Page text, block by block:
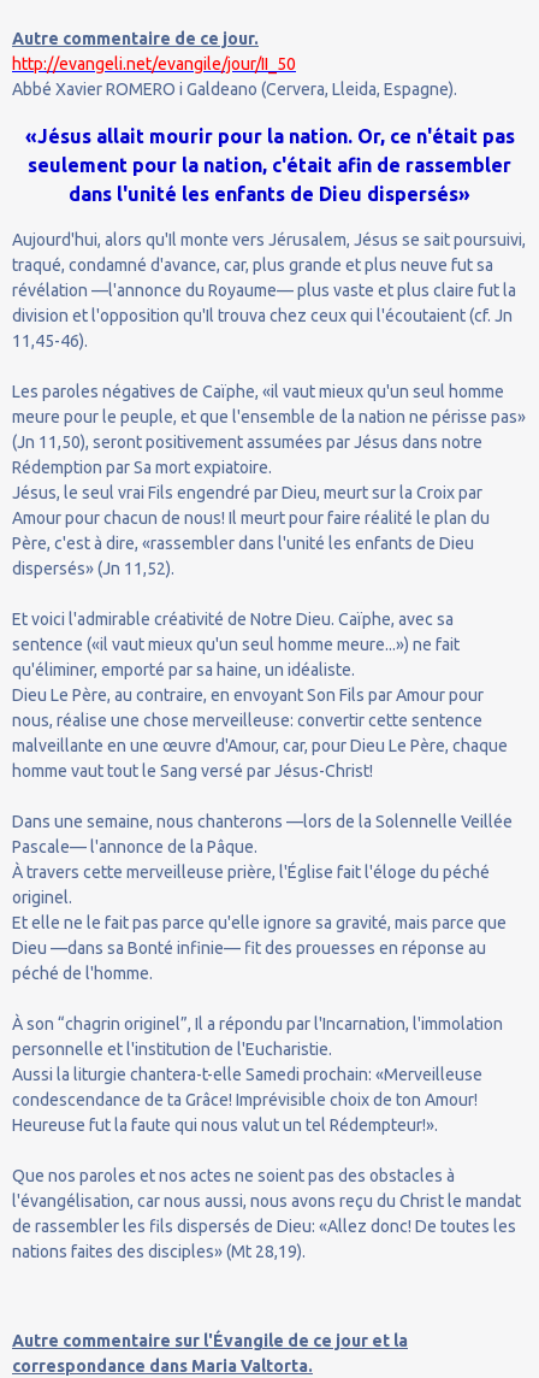
Autre commentaire de ce jour.
http://evangeli.net/evangile/jour/II_50
Abbé Xavier ROMERO i Galdeano (Cervera, Lleida, Espagne).
«Jésus allait mourir pour la nation. Or, ce n'était pas
seulement pour la nation, c'était afin de rassembler
dans l'unité les enfants de Dieu dispersés»
Aujourd'hui, alors qu'Il monte vers Jérusalem, Jésus se sait poursuivi,
traqué, condamné d'avance, car, plus grande et plus neuve fut sa
révélation —l'annonce du Royaume— plus vaste et plus claire fut la
division et l'opposition qu'Il trouva chez ceux qui l'écoutaient (cf. Jn
11,45-46).
Les paroles négatives de Caïphe, «il vaut mieux qu'un seul homme
meure pour le peuple, et que l'ensemble de la nation ne périsse pas»
(Jn 11,50), seront positivement assumées par Jésus dans notre
Rédemption par Sa mort expiatoire.
Jésus, le seul vrai Fils engendré par Dieu, meurt sur la Croix par
Amour pour chacun de nous! Il meurt pour faire réalité le plan du
Père, c'est à dire, «rassembler dans l'unité les enfants de Dieu
dispersés» (Jn 11,52).
Et voici l'admirable créativité de Notre Dieu. Caïphe, avec sa
sentence («il vaut mieux qu'un seul homme meure...») ne fait
qu'éliminer, emporté par sa haine, un idéaliste.
Dieu Le Père, au contraire, en envoyant Son Fils par Amour pour
nous, réalise une chose merveilleuse: convertir cette sentence
malveillante en une œuvre d'Amour, car, pour Dieu Le Père, chaque
homme vaut tout le Sang versé par Jésus-Christ!
Dans une semaine, nous chanterons —lors de la Solennelle Veillée
Pascale— l'annonce de la Pâque.
À travers cette merveilleuse prière, l'Église fait l'éloge du péché
originel.
Et elle ne le fait pas parce qu'elle ignore sa gravité, mais parce que
Dieu —dans sa Bonté infinie— fit des prouesses en réponse au
péché de l'homme.
À son “chagrin originel”, Il a répondu par l'Incarnation, l'immolation
personnelle et l'institution de l'Eucharistie.
Aussi la liturgie chantera-t-elle Samedi prochain: «Merveilleuse
condescendance de ta Grâce! Imprévisible choix de ton Amour!
Heureuse fut la faute qui nous valut un tel Rédempteur!».
Que nos paroles et nos actes ne soient pas des obstacles à
l'évangélisation, car nous aussi, nous avons reçu du Christ le mandat
de rassembler les fils dispersés de Dieu: «Allez donc! De toutes les
nations faites des disciples» (Mt 28,19).
Autre commentaire sur l'Évangile de ce jour et la
correspondance dans Maria Valtorta.